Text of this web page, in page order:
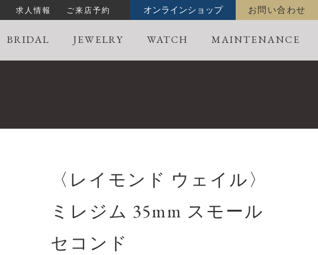
お問い合わせ
オンラインショップ
求人情報 ご来店予約
BRIDAL JEWELRY WATCH MAINTENANCE
〈レイモンド ウェイル〉
ミレジム 35mm スモール
セコンド